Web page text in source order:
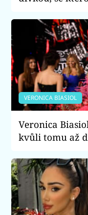
VERONICA BIASIOL
Veronica
kvůli tomu až